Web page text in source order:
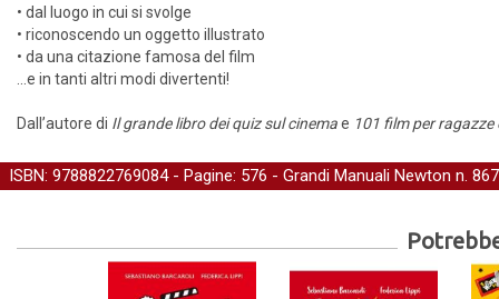
• dal luogo in cui si svolge
• riconoscendo un oggetto illustrato
• da una citazione famosa del film
...e in tanti altri modi divertenti!
Dall’autore di Il grande libro dei quiz sul cinemae 101 film per
ISBN: 9788822769084 - Pagine: 576 - Grandi Manuali Newton n.